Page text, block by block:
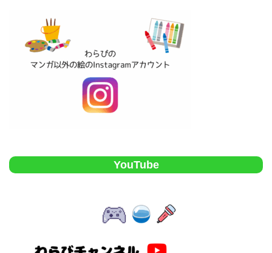
YouTube